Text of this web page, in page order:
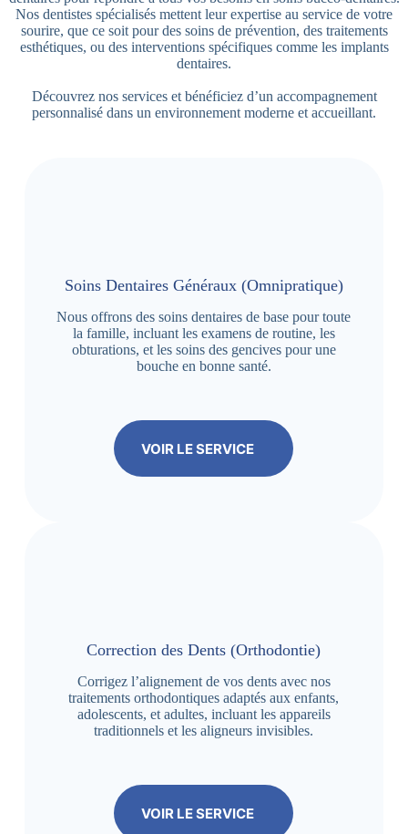
Nos dentistes spécialisés mettent leur expertise au service de votre
sourire, que ce soit pour des soins de prévention, des traitements
esthétiques, ou des interventions spécifiques comme les implants
dentaires.
Découvrez nos services et bénéficiez d’un accompagnement
personnalisé dans un environnement moderne et accueillant.
Soins Dentaires Généraux (Omnipratique)
Nous offrons des soins dentaires de base pour toute
la famille, incluant les examens de routine, les
obturations, et les soins des gencives pour une
bouche en bonne santé.
VOIR LE SERVICE
Correction des Dents (Orthodontie)
Corrigez l’alignement de vos dents avec nos
traitements orthodontiques adaptés aux enfants,
adolescents, et adultes, incluant les appareils
traditionnels et les aligneurs invisibles.
VOIR LE SERVICE